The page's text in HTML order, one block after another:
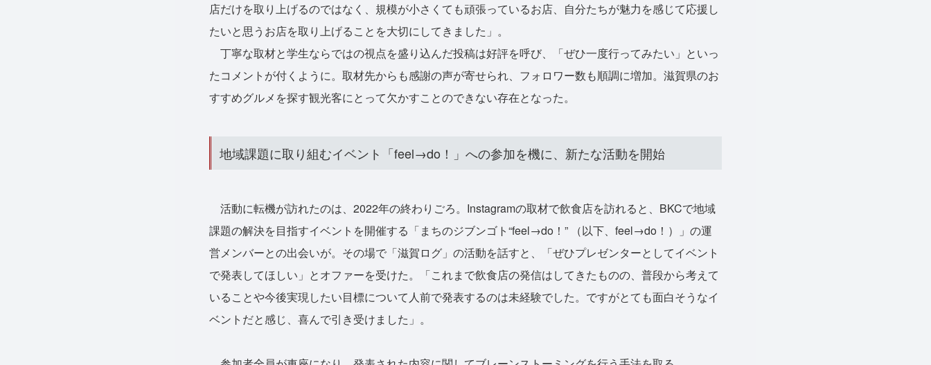
店だけを取り上げるのではなく、規模が小さくても頑張っているお店、自分たちが魅力を感じて応援し
たいと思うお店を取り上げることを大切にしてきました」。
丁寧な取材と学生ならではの視点を盛り込んだ投稿は好評を呼び、「ぜひ一度行ってみたい」といっ
たコメントが付くように。取材先からも感謝の声が寄せられ、フォロワー数も順調に増加。滋賀県のお
すすめグルメを探す観光客にとって欠かすことのできない存在となった。
地域課題に取り組むイベント「feel→do！」への参加を機に、新たな活動を開始
活動に転機が訪れたのは、2022年の終わりごろ。Instagramの取材で飲食店を訪れると、BKCで地域
課題の解決を目指すイベントを開催する「まちのジブンゴト“feel→do！” （以下、feel→do！）」の運
営メンバーとの出会いが。その場で「滋賀ログ」の活動を話すと、「ぜひプレゼンターとしてイベント
で発表してほしい」とオファーを受けた。「これまで飲食店の発信はしてきたものの、普段から考えて
いることや今後実現したい目標について人前で発表するのは未経験でした。ですがとても面白そうなイ
ベントだと感じ、喜んで引き受けました」。